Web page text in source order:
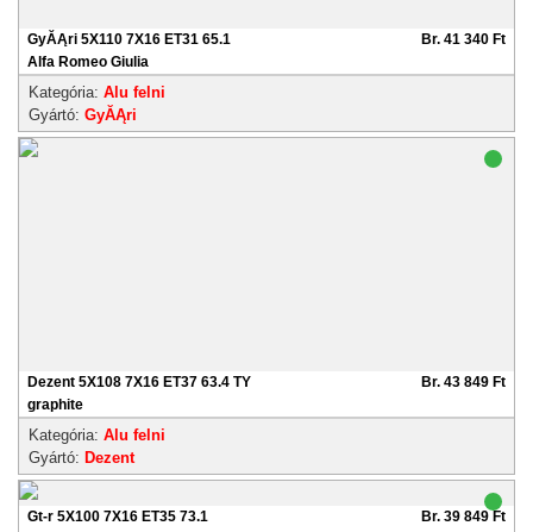
GyĂĄri 5X110 7X16 ET31 65.1
Alfa Romeo Giulia
Br. 41 340 Ft
Kategória: Alu felni
Gyártó: GyĂĄri
Dezent 5X108 7X16 ET37 63.4 TY
graphite
Br. 43 849 Ft
Kategória: Alu felni
Gyártó: Dezent
Gt-r 5X100 7X16 ET35 73.1
Br. 39 849 Ft